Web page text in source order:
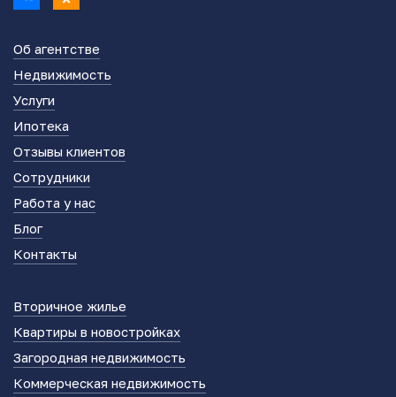
Об агентстве
Недвижимость
Услуги
Ипотека
Отзывы клиентов
Сотрудники
Работа у нас
Блог
Контакты
Вторичное жилье
Квартиры в новостройках
Загородная недвижимость
Коммерческая недвижимость